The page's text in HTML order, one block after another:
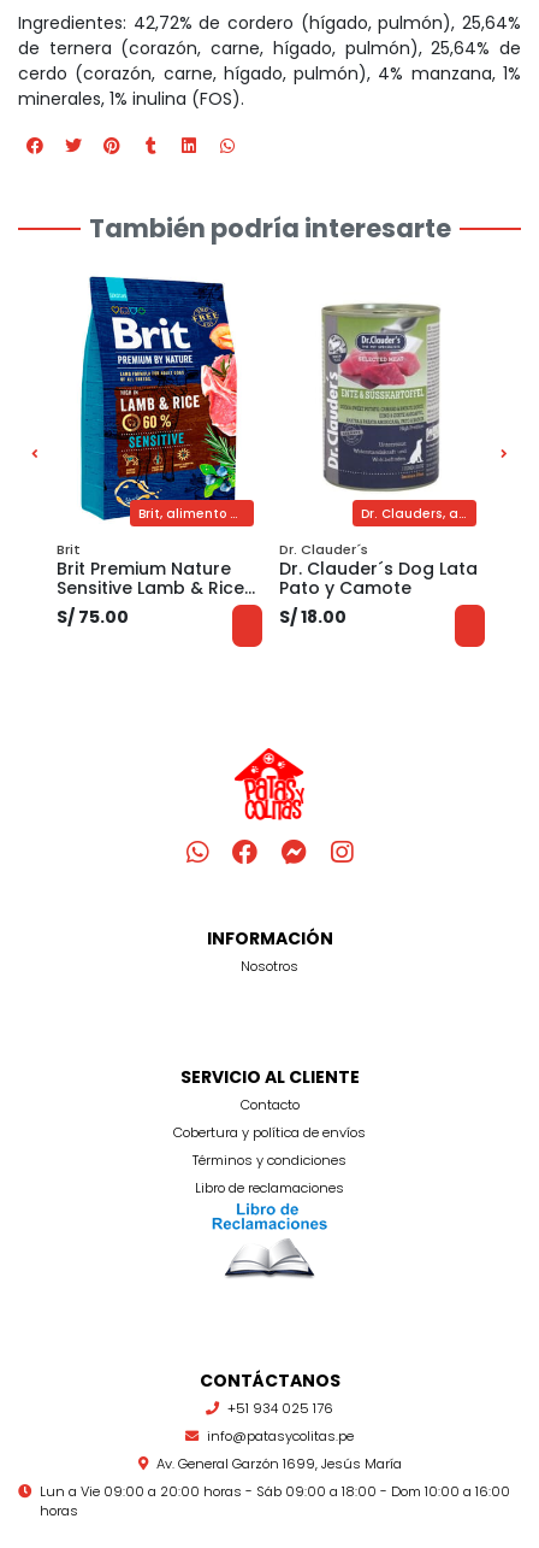
Ingredientes: 42,72% de cordero (hígado, pulmón), 25,64%
de ternera (corazón, carne, hígado, pulmón), 25,64% de
cerdo (corazón, carne, hígado, pulmón), 4% manzana, 1%
minerales, 1% inulina (FOS).
También podría interesarte
Brit, alimento premium para perros, cordero y arroz
Brit
Brit Premium Nature
Sensitive Lamb & Rice
Adult
S/ 75.00
Dr. Clauders, alimento húmedo super premium para perros de pato
Dr. Clauder´s
Dr. Clauder´s Dog Lata
Pato y Camote
S/ 18.00
INFORMACIÓN
Nosotros
SERVICIO AL CLIENTE
Contacto
Cobertura y política de envíos
Términos y condiciones
Libro de reclamaciones
CONTÁCTANOS
+51 934 025 176
info@patasycolitas.pe
Av. General Garzón 1699, Jesús María
Lun a Vie 09:00 a 20:00 horas - Sáb 09:00 a 18:00 - Dom 10:00 a 16:00
horas